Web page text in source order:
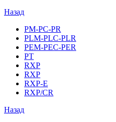
Назад
PM-PC-PR
PLM-PLC-PLR
PEM-PEC-PER
PT
RXP
RXP
RXP-E
RXP/CR
Назад